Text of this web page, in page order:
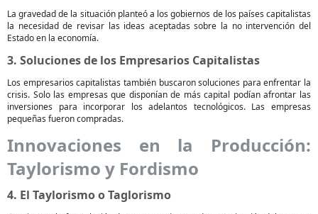
La gravedad de la situación planteó a los gobiernos de los países capitalistas
la necesidad de revisar las ideas aceptadas sobre la no intervención del
Estado en la economía.
3. Soluciones de los Empresarios Capitalistas
Los empresarios capitalistas también buscaron soluciones para enfrentar la
crisis. Solo las empresas que disponían de más capital podían afrontar las
inversiones para incorporar los adelantos tecnológicos. Las empresas
pequeñas fueron compradas.
Innovaciones en la Producción:
Taylorismo y Fordismo
4. El Taylorismo o Taglorismo